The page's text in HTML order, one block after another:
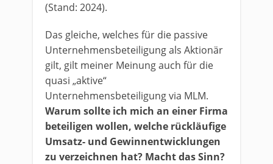
(Stand: 2024).
Das gleiche, welches für die passive
Unternehmensbeteiligung als Aktionär
gilt, gilt meiner Meinung auch für die
quasi „aktive“
Unternehmensbeteiligung via MLM.
Warum sollte ich mich an einer Firma
beteiligen wollen, welche rückläufige
Umsatz- und Gewinnentwicklungen
zu verzeichnen hat? Macht das Sinn?